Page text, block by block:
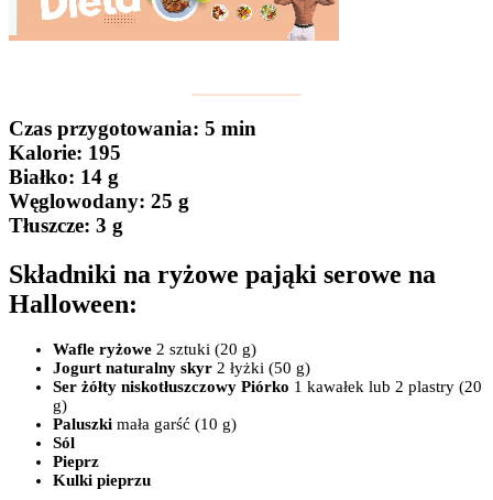
Czas przygotowania: 5 min
Kalorie: 195
Białko: 14 g
Węglowodany: 25 g
Tłuszcze: 3 g
Składniki na ryżowe pająki serowe na
Halloween:
Wafle ryżowe 2 sztuki (20 g)
Jogurt naturalny skyr 2 łyżki (50 g)
Ser żółty niskotłuszczowy Piórko 1 kawałek lub 2 plastry (20
g)
Paluszki mała garść (10 g)
Sól
Pieprz
Kulki pieprzu